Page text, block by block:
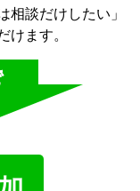
相談だけしたい」
けます。